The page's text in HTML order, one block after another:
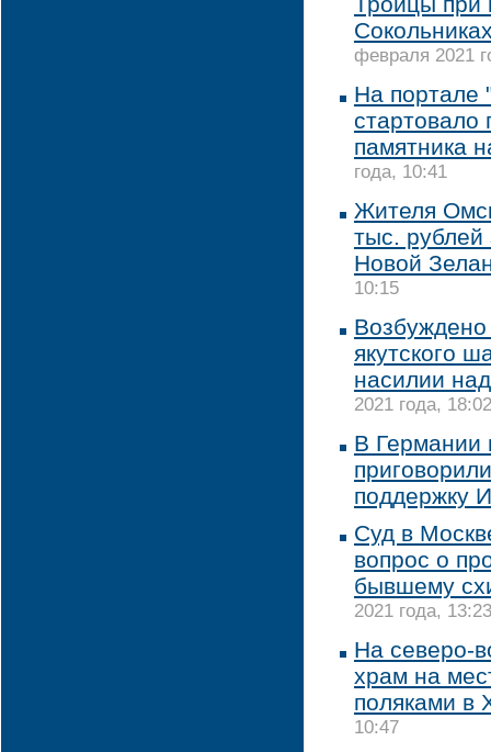
февраля 2021
На портале
стартовало
памятника
года, 10:41
Жителя
тыс. рублей
Новой
10:15
якутского
насилии
2021 года, 18:02
В Германии
поддержку
Суд в
вопрос о
бывшему
2021 года, 13:23
На северо-
храм на
поляками в
10:47